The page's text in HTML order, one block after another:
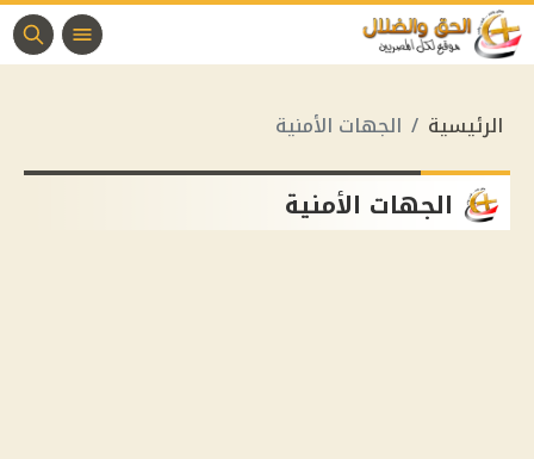
الرئيسية الجهات الأمنية
الجهات الأمنية